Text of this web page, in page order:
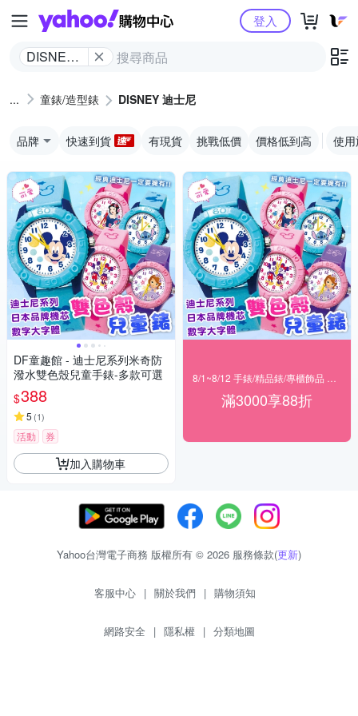
Yahoo購物中心
DISNEY
登入
童錶/造型錶 DISNEY 迪士尼
品牌 快速到貨 有現貨 挑戰低價 價格低到高 使
DF童趣館 - 迪士尼系列米奇防
潑水雙色殼兒童手錶-多款可選
$388
5 (1)
活動 券
加入購物車
滿3000享88折
Yahoo台灣電子商務 版權所有 © 2026 服務條款(更新)
客服中心 | 關於我們 | 購物須知
網路安全 | 隱私權 | 分類地圖